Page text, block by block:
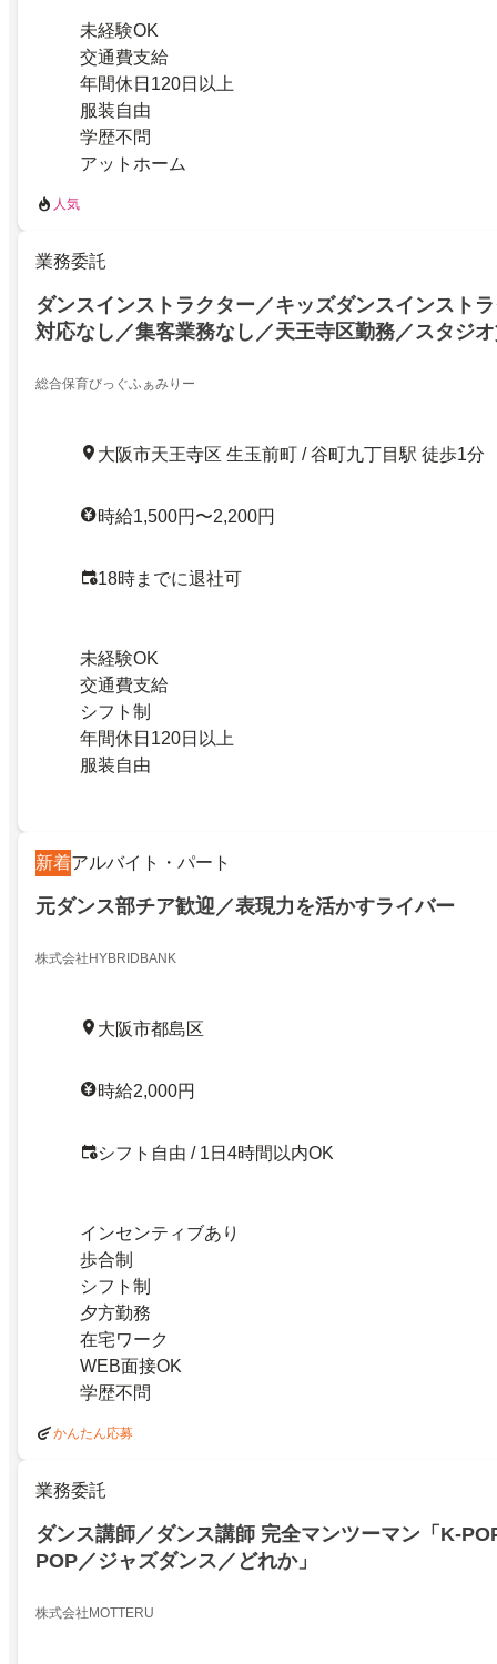
未経験OK
交通費支給
年間休日120日以上
服装自由
学歴不問
アットホーム
人気
業務委託
ダンスインストラクター／キッズダンスインスト
対応なし／集客業務なし／天王寺区勤務／スタジ
総合保育びっぐふぁみりー
大阪市天王寺区 生玉前町 / 谷町九丁目駅 徒歩1分
時給1,500円〜2,200円
18時までに退社可
未経験OK
交通費支給
シフト制
年間休日120日以上
服装自由
新着アルバイト・パート
元ダンス部チア歓迎／表現力を活かすライバー
株式会社HYBRIDBANK
大阪市都島区
時給2,000円
シフト自由 / 1日4時間以内OK
インセンティブあり
歩合制
シフト制
夕方勤務
在宅ワーク
WEB面接OK
学歴不問
かんたん応募
業務委託
ダンス講師／ダンス講師 完全マンツーマン「K-
POP／ジャズダンス／どれか」
株式会社MOTTERU